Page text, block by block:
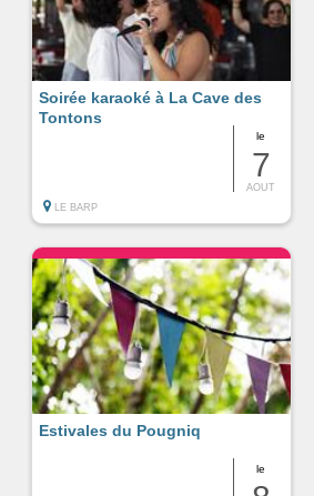
le
7
AOUT
Soirée karaoké à La Cave des
Tontons
LE BARP
le
Estivales du Pougniq